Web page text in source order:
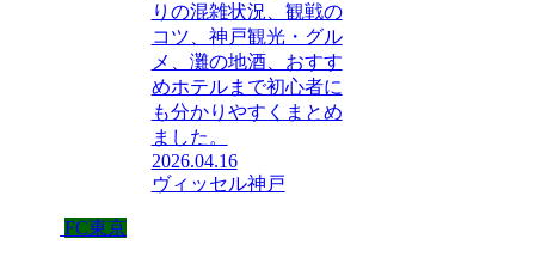
りの混雑状況、観戦の
コツ、神戸観光・グル
メ、灘の地酒、おすす
めホテルまで初心者に
も分かりやすくまとめ
ました。
2026.04.16
ヴィッセル神戸
FC東京